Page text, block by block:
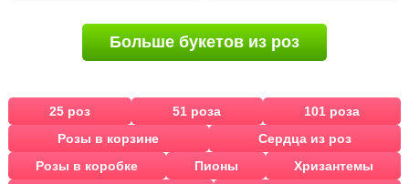
Больше букетов из роз
25 роз 51 роза
101 роза
Розы в корзине
Сердца из роз
Розы в коробке
Пионы
Хризантемы